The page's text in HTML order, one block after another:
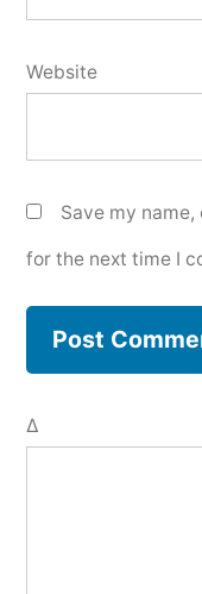
Website
Save my
for the next time I
Δ